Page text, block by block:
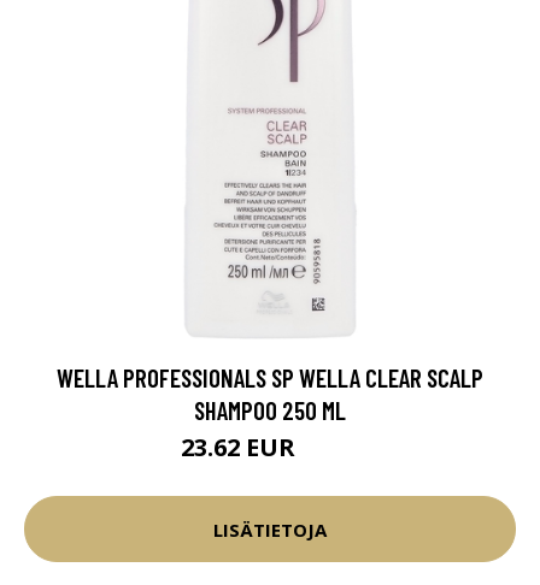
WELLA PROFESSIONALS SP WELLA CLEAR SCALP
SHAMPOO 250 ML
23.62 EUR
LISÄTIETOJA